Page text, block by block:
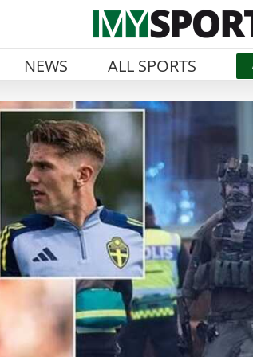
NEWS ALL SPORTS